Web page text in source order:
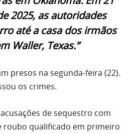
2025, as autoridades
até a casa dos irmãos
Waller, Texas.”
presos na segunda-feira (22).
os crimes.
de sequestro com
roubo qualificado em primeiro